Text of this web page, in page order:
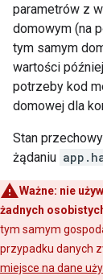
parametrów z
domowym (na
tym samym
wartości
potrzeby kod
domowej dla
Stan
żądaniu
Ważne: nie
żadnych
tym samym
przypadku danych
miejsce na dane